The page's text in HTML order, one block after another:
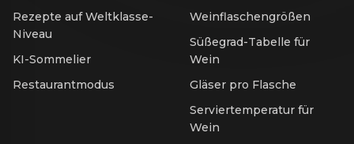
Rezepte auf Weltklasse-
Niveau
KI-Sommelier
Restaurantmodus
Weinflaschengrößen
Süßegrad-Tabelle für
Wein
Gläser pro Flasche
Serviertemperatur für
Wein